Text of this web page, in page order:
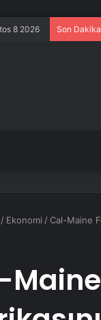
8 2026 Son
/ Ekonomi / Cal-Maine